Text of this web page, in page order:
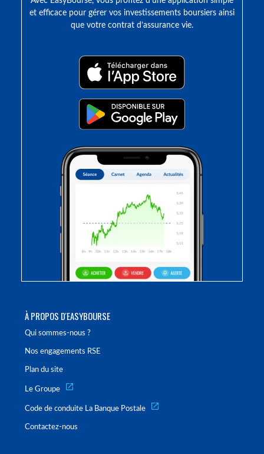
À PROPOS D'EASYBOURSE
Qui sommes-nous ?
Nos engagements RSE
Plan du site
Le Groupe
Code de conduite La Banque Postale
Contactez-nous
et efficace pour gérer vos investissements boursiers ainsi
que votre contrat d’assurance vie.